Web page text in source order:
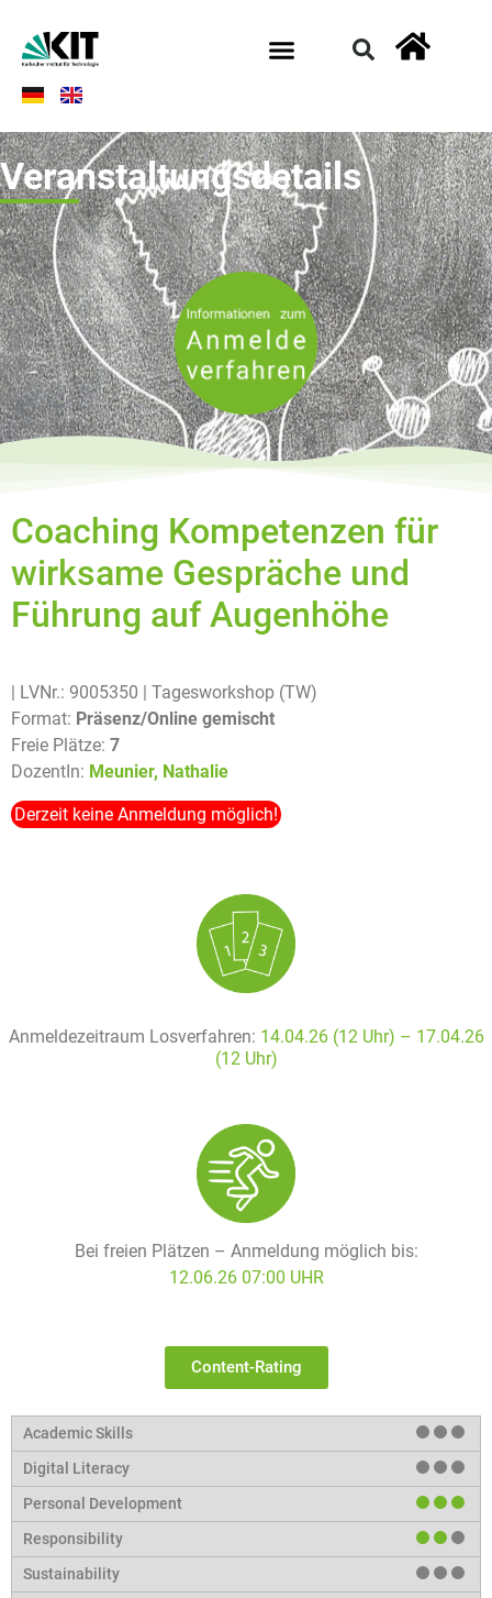
Veranstaltungsdetails
Coaching Kompetenzen für
wirksame Gespräche und
Führung auf Augenhöhe
| LVNr.: 9005350
| Tagesworkshop (TW)
Format: Präsenz/Online gemischt
Freie Plätze: 7
DozentIn: Meunier, Nathalie
Derzeit keine Anmeldung möglich!
Anmeldezeitraum Losverfahren: 14.04.26 (12 Uhr) – 17.04.26
(12 Uhr)
Bei freien Plätzen – Anmeldung möglich bis:
12.06.26 07:00 UHR
Content-Rating